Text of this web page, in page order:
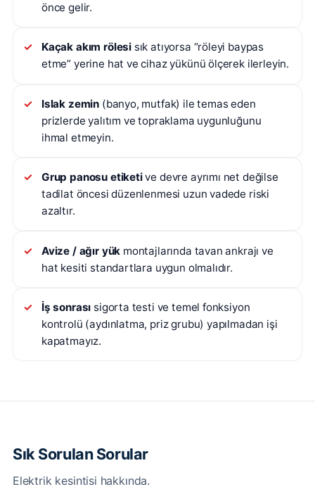
önce gelir.
Kaçak akım rölesi sık atıyorsa “röleyi baypas
etme” yerine hat ve cihaz yükünü ölçerek ilerleyin.
Islak zemin (banyo, mutfak) ile temas eden
prizlerde yalıtım ve topraklama uygunluğunu
ihmal etmeyin.
Grup panosu etiketive devre ayrımı net değilse
tadilat öncesi düzenlenmesi uzun vadede riski
azaltır.
Avize / ağır yük montajlarında tavan ankrajı ve
hat kesiti standartlara uygun olmalıdır.
İş sonrası sigorta testi ve temel fonksiyon
kontrolü (aydınlatma, priz grubu) yapılmadan işi
kapatmayız.
Sık Sorulan Sorular
Elektrik kesintisi hakkında.